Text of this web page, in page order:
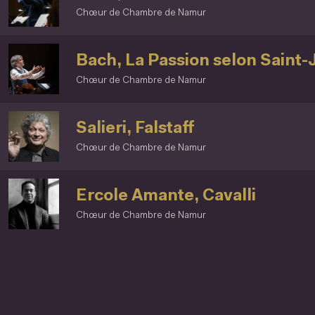
Chœur de Chambre de Namur
Chœur de Chambre de Namur
Bach, La Passion selon Saint-
Chœur de Chambre de Namur
Salieri, Falstaff
Chœur de Chambre de Namur
Ercole Amante, Cavalli